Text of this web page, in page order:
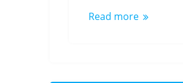
Read more